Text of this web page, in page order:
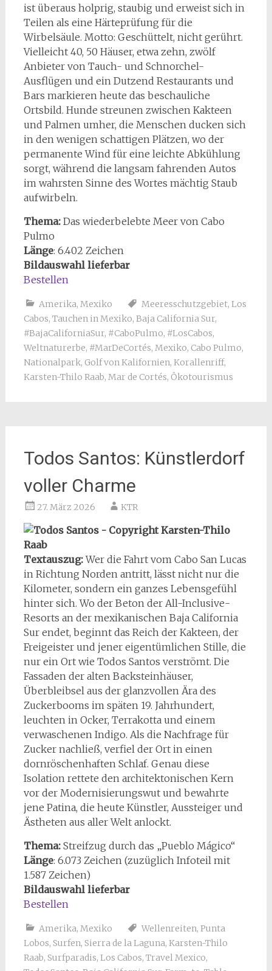
ist überaus holprig, staubig und erweist sich in
Teilen als eine Härteprüfung für die
Wirbelsäule. Motto: Geschüttelt, nicht gerührt.
Vielleicht 40, 50 Häuser, etwa zehn, zwölf
Anbieter von Tauch- und Schnorchel-
Ausflügen und ein Dutzend Restaurants und
Bars markieren heute das beschauliche
Ortsbild. Hunde streunen zwischen Kakteen
und Palmen umher, die Menschen ducken sich
in den wenigen schattigen Plätzen, wo der
permanente Wind für eine leichte Abkühlung
sorgt, während die langsam fahrenden Autos
im wahrsten Sinne des Wortes mächtig Staub
aufwirbeln.
Thema: Das wiederbelebte Meer von Cabo
Pulmo
Länge: 6.402 Zeichen
Bildauswahl lieferbar
Bestellen
Amerika, Mexiko Meeresschutzgebiet, Los
Cabos, Tauchen in Mexiko, Baja California Sur,
#BajaCaliforniaSur, #CaboPulmo, #LosCabos,
Weltnaturerbe, #MarDeCortés, Mexiko, Cabo Pulmo,
Nationalpark, Golf von Kalifornien, Korallenriff,
Karsten-Thilo Raab, Mar de Cortés, Ökotourismus
Todos Santos: Künstlerdorf
voller Charme
27. März 2026 KTR
Textauszug:Wer die Fahrt vom Cabo San Lucas
in Richtung Norden antritt, lässt nicht nur die
Kilometer, sondern ein ganzes Lebensgefühl
hinter sich. Wo der Beton der All-Inclusive-
Resorts an der mexikanischen Baja California
Sur endet, beginnt das Reich der Kakteen, der
Freigeister und jener eigentümlichen Stille, die
nur ein Ort wie Todos Santos verströmt. Die
Fassaden der alten Backsteinhäuser,
Überbleibsel aus der glanzvollen Ära des
Zuckerbooms im späten 19. Jahrhundert,
leuchten in Ocker, Terrakotta und einem
verwaschenen Indigo. Als die Nachfrage für
Zucker nachließ, verfiel der Ort in einen
dornröschenhaften Schlaf. Genau diese
Isolation rettete den architektonischen Kern
vor der Modernisierungswut und bewahrte
jene Patina, die heute Künstler, Aussteiger und
Ästheten aus aller Welt anlockt.
Thema: Streifzug durch das „Pueblo Mágico“
Länge: 6.073 Zeichen (zuzüglich Infoteil mit
1.587 Zeichen)
Bildauswahl lieferbar
Bestellen
Amerika, Mexiko Wellenreiten, Punta
Lobos, Surfen, Sierra de la Laguna, Karsten-Thilo
Raab, Surfparadis, Los Cabos, Travel Mexico,